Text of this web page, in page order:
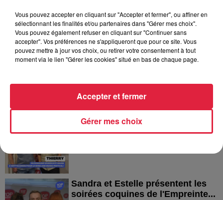
Dans la même série
Fanny nous présente le festival
Festimania !
Mann à Wettolsheim !
Thierry du Domaine Wunsch et Mann à
Sandra et Estelle présentent les
soirées coquines de l'Empreinte...
Vous pouvez accepter en cliquant sur "Accepter et fermer", ou affiner en
sélectionnant les finalités et/ou partenaires dans "Gérer mes choix".
Vous pouvez également refuser en cliquant sur "Continuer sans
accepter". Vos préférences ne s'appliqueront que pour ce site. Vous
pouvez mettre à jour vos choix, ou retirer votre consentement à tout
moment via le lien "Gérer les cookies" situé en bas de chaque page.
Gérer mes choix
Accepter et fermer